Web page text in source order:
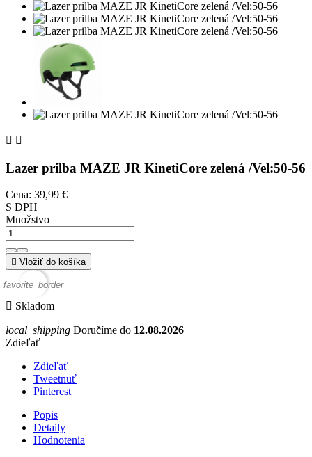
 
Lazer prilba MAZE JR KinetiCore zelená /Vel:50-56
Cena: 39,99 €
S DPH
Množstvo
 Vložiť do košíka
favorite_border
 Skladom
local_shipping Doručíme do 12.08.2026
Zdieľať
Zdieľať
Tweetnuť
Pinterest
Popis
Detaily
Hodnotenia